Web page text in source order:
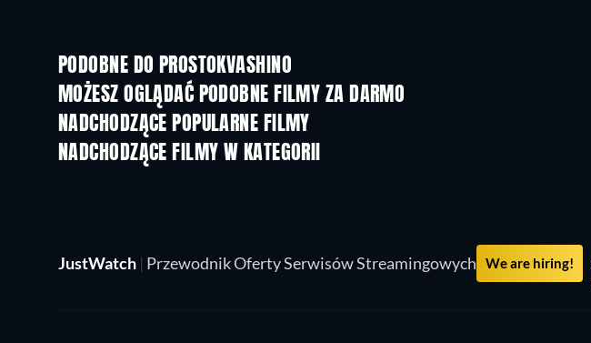
PODOBNE DO PROSTOKVASHINO
MOŻESZ OGLĄDAĆ PODOBNE FILMY ZA DARMO
NADCHODZĄCE POPULARNE FILMY
NADCHODZĄCE FILMY W KATEGORII
JustWatch | Przewodnik Oferty Serwisów Streamingowych We are hiring!